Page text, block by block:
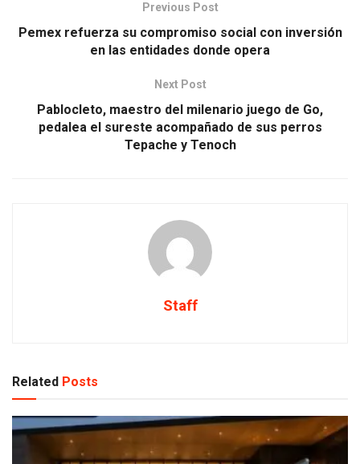
Previous Post
Pemex refuerza su compromiso social con inversión
en las entidades donde opera
Next Post
Pablocleto, maestro del milenario juego de Go,
pedalea el sureste acompañado de sus perros
Tepache y Tenoch
Staff
Related Posts